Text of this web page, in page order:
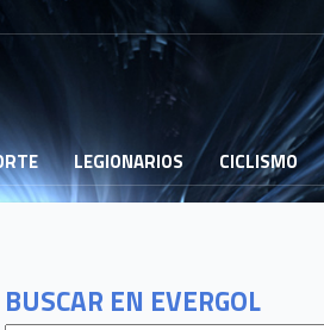
LEGIONARIOS CICLISMO
BUSCAR EN EVERGOL